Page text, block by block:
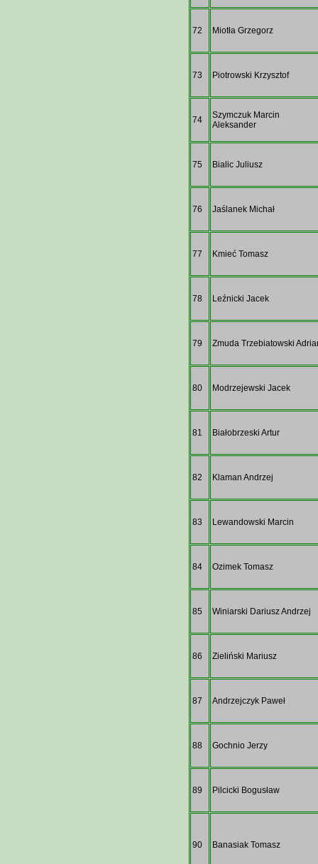
72 Miotła Grzegorz
73 Piotrowski Krzysztof
74
Szymczuk Marcin
Aleksander
75 Bialic Juliusz
76 Jaślanek Michał
77 Kmieć Tomasz
78 Leźnicki Jacek
79 Zmuda Trzebiatowski
80 Modrzejewski Jacek
81 Białobrzeski Artur
82 Klaman Andrzej
83 Lewandowski Marcin
84 Ozimek Tomasz
85 Winiarski Dariusz Andrzej
86 Zieliński Mariusz
87 Andrzejczyk Paweł
88 Gochnio Jerzy
89 Pilcicki Bogusław
90 Banasiak Tomasz